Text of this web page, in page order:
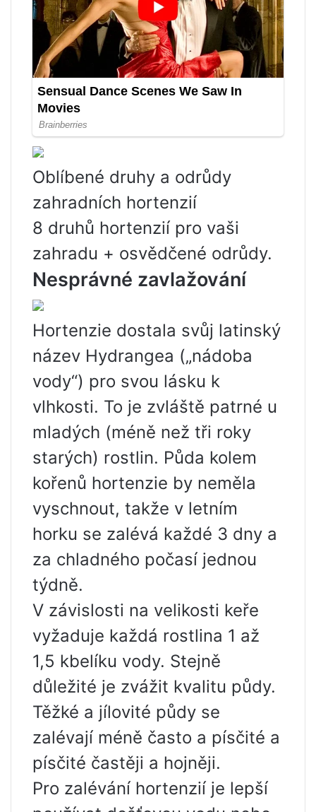
Oblíbené druhy a odrůdy
zahradních hortenzií
8 druhů hortenzií pro vaši
zahradu + osvědčené odrůdy.
Nesprávné zavlažování
Hortenzie dostala svůj latinský
název Hydrangea („nádoba
vody“) pro svou lásku k
vlhkosti. To je zvláště patrné u
mladých (méně než tři roky
starých) rostlin. Půda kolem
kořenů hortenzie by neměla
vyschnout, takže v letním
horku se zalévá každé 3 dny a
za chladného počasí jednou
týdně.
V závislosti na velikosti keře
vyžaduje každá rostlina 1 až
1,5 kbelíku vody. Stejně
důležité je zvážit kvalitu půdy.
Těžké a jílovité půdy se
zalévají méně často a písčité a
písčité častěji a hojněji.
Pro zalévání hortenzií je lepší